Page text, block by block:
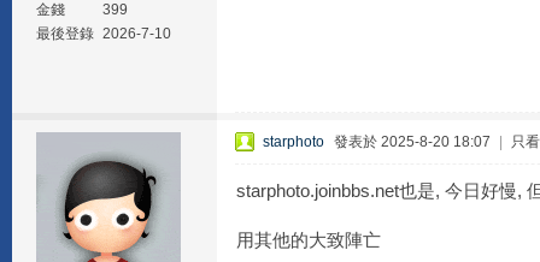
金錢
399
最後登錄 2026-7-10
starphoto 發表於 2025-8-20 18:07 只
starphoto.joinbbs.net也是, 今日好慢,
用其他的大致陣亡